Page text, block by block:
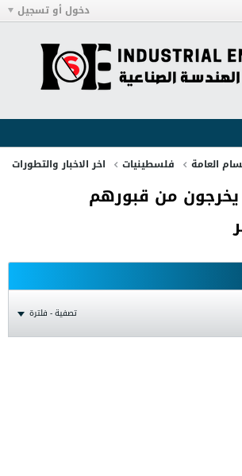
دخول أو تسجيل
العامة فلسطينيات اخر الاخبار والتطورات
يخرجون من قبورهم
تصفية - فلترة